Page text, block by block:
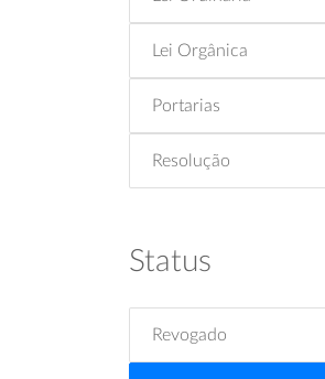
Lei Orgânica
Portarias
Resolução
Status
Revogado